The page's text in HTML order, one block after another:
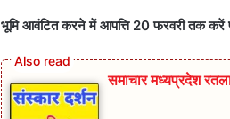
भूमि आवंटित करने में आपत्ति 20 फरवरी तक करें
समाचार मध्यप्रदेश